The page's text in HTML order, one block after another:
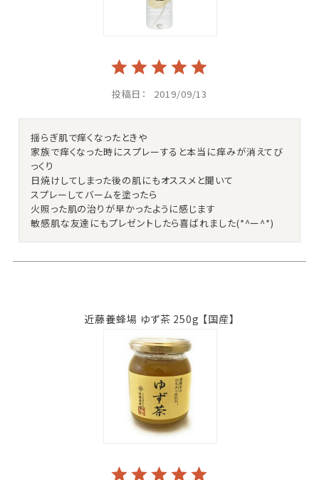
投稿日 2019/09/13
揺らぎ肌で痒くなったときや
家族で痒くなった時にスプレーすると本当に痒みが消えてび
っくり
日焼けしてしまった後の肌にもオススメと聞いて
スプレーしてバームを塗ったら
火照った肌の治りが早かったように感じます
近藤養蜂場 ゆず茶 250g 【国産】